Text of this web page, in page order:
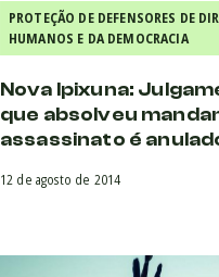
PROTEÇÃO DE DEFENSORES DE
HUMANOS E DA DEMOCRACIA
Nova Ipixuna:
que absolveu
assassinato é
12 de agosto de 2014